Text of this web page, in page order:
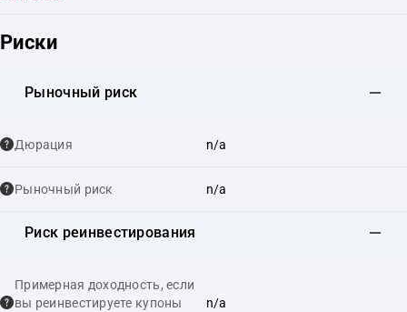
Риски
Рыночный риск
Дюрация n/a
Рыночный риск n/a
Риск реинвестирования
Примерная доходность, если
вы реинвестируете купоны
n/a